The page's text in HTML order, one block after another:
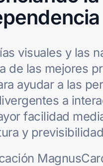
visuales y las
de las mejores
ayudar a las
a
facilidad
y